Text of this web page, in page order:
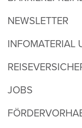
NEWSLETTER
INFOMATERIAL
JOBS